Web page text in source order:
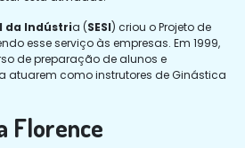
da Indústria (SESI) criou o Projeto de
esse serviço às empresas. Em 1999,
de preparação de alunos e
atuarem como instrutores de Ginástica
Florence